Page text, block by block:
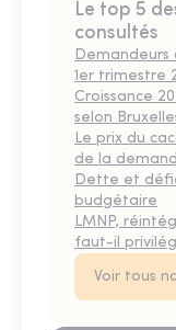
Le top 5
consultés
Demandeurs
1er trimestre
Croissance
selon
Le prix du
de la
Dette et
budgétaire
LMNP,
faut-il
Voir tous